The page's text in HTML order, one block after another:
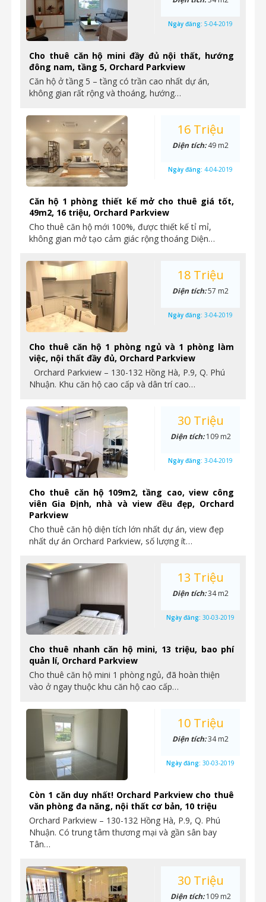
Cho thuê căn hộ mini đầy đủ nội thất, hướng
đông nam, tầng 5, Orchard Parkview
Căn hộ ở tầng 5 – tầng có trần cao nhất dự án,
không gian rất rộng và thoáng, hướng…
Ngày đăng: 5-04-2019
Căn hộ 1 phòng thiết kế mở cho thuê giá tốt,
49m2, 16 triệu, Orchard Parkview
Cho thuê căn hộ mới 100%, được thiết kế tỉ mỉ,
không gian mở tạo cảm giác rộng thoáng Diện…
16 Triệu
Diện tích:49 m2
Ngày đăng: 4-04-2019
Cho thuê căn hộ 1 phòng ngủ và 1 phòng làm
việc, nội thất đầy đủ, Orchard Parkview
Orchard Parkview – 130-132 Hồng Hà, P.9, Q. Phú
Nhuận. Khu căn hộ cao cấp và dân trí cao…
18 Triệu
Diện tích:57 m2
Ngày đăng: 3-04-2019
Cho thuê căn hộ 109m2, tầng cao, view công
viên Gia Định, nhà và view đều đẹp, Orchard
Parkview
Cho thuê căn hộ diện tích lớn nhất dự án, view đẹp
nhất dự án Orchard Parkview, số lượng ít…
30 Triệu
Diện tích:109 m2
Ngày đăng: 3-04-2019
Cho thuê nhanh căn hộ mini, 13 triệu, bao phí
quản lí, Orchard Parkview
Cho thuê căn hộ mini 1 phòng ngủ, đã hoàn thiện
vào ở ngay thuộc khu căn hộ cao cấp…
13 Triệu
Diện tích:34 m2
Ngày đăng: 30-03-2019
Còn 1 căn duy nhất! Orchard Parkview cho thuê
văn phòng đa năng, nội thất cơ bản, 10 triệu
Orchard Parkview – 130-132 Hồng Hà, P.9, Q. Phú
Nhuận. Có trung tâm thương mại và gần sân bay
Tân…
10 Triệu
Diện tích:34 m2
Ngày đăng: 30-03-2019
30 Triệu
Diện tích:109 m2